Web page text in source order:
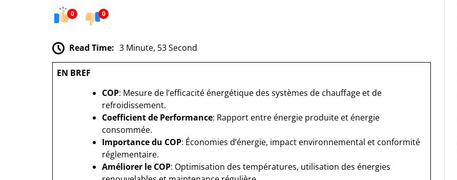
0 0
Read Time: 3 Minute, 53 Second
EN BREF
COP: Mesure de l’efficacité énergétique des systèmes de chauffage et de
refroidissement.
Coefficient de Performance: Rapport entre énergie produite et énergie
consommée.
Importance du COP: Économies d’énergie, impact environnemental et conformité
réglementaire.
Améliorer le COP: Optimisation des températures, utilisation des énergies